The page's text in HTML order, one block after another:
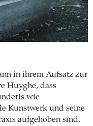
in ihrem Aufsatz zur
Huyghe, dass
wie
Kunstwerk und seine
aufgehoben sind.